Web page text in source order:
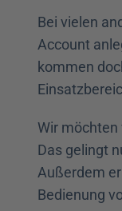
Bei vielen
Account
kommen
Wir möchten
Das gelingt
Außerdem
Bedienung